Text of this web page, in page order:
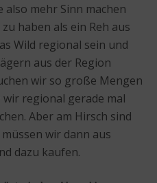
also mehr Sinn machen
haben als ein Reh aus
Wild regional sein und
aus der Region
wir so große Mengen
regional gerade mal
Aber am Hirsch sind
wir dann aus
dazu kaufen.